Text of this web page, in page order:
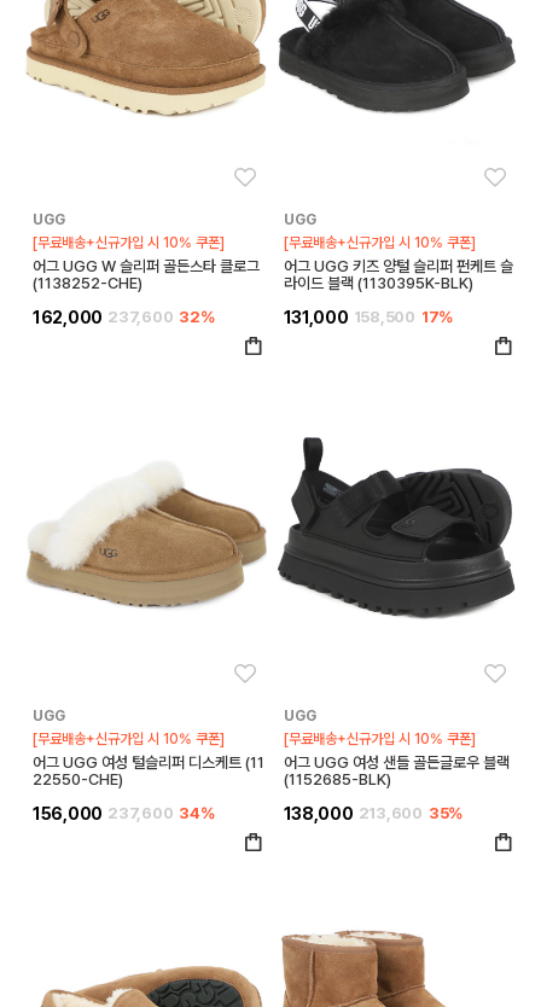
UGG
[무료배송+신규가입 시 10% 쿠폰]
어그 UGG W 슬리퍼 골든스타 클로그
(1138252-CHE)
162,000 237,600 32%
UGG
[무료배송+신규가입 시 10% 쿠폰]
어그 UGG 키즈 양털 슬리퍼 펀케트 슬
라이드 블랙 (1130395K-BLK)
131,000 158,500 17%
UGG
[무료배송+신규가입 시 10% 쿠폰]
어그 UGG 여성 털슬리퍼 디스케트 (11
22550-CHE)
156,000 237,600 34%
UGG
[무료배송+신규가입 시 10% 쿠폰]
어그 UGG 여성 샌들 골든글로우 블랙
(1152685-BLK)
138,000 213,600 35%